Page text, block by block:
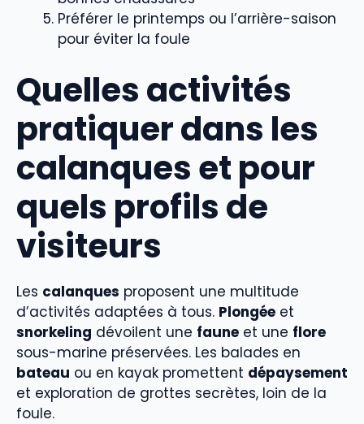
Préférer le printemps ou l’arrière-saison
pour éviter la foule
Quelles activités
pratiquer dans les
calanques et pour
quels profils de
visiteurs
Les calanques proposent une multitude
d’activités adaptées à tous. Plongée et
snorkeling dévoilent une faune et une flore
sous-marine préservées. Les balades en
bateau ou en kayak promettent dépaysement
et exploration de grottes secrètes, loin de la
foule.